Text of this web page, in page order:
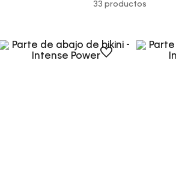
33 productos